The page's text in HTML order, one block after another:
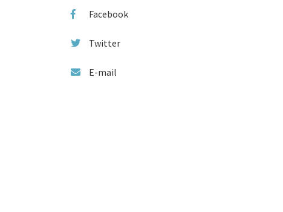
Facebook
Twitter
E-mail